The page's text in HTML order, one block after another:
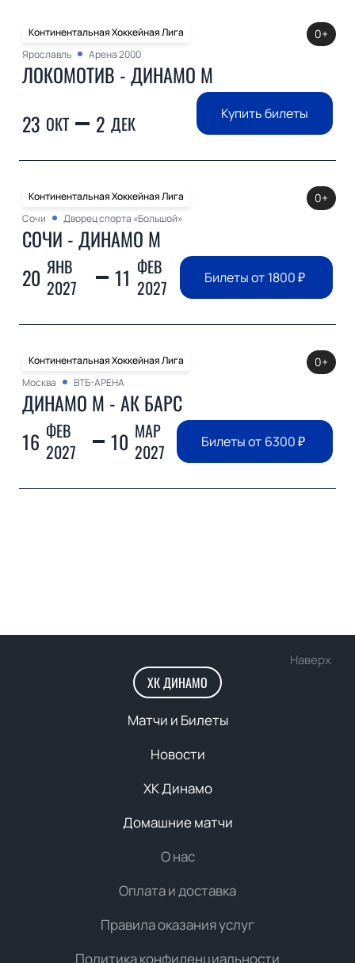
Континентальная Хоккейная Лига
Ярославль
Арена 2000
ЛОКОМОТИВ - ДИНАМО М
23 ОКТ 2 ДЕК
0+
Купить билеты
Континентальная Хоккейная Лига
Сочи
Дворец спорта «Большой»
СОЧИ - ДИНАМО М
20 ЯНВ
2027
11 ФЕВ
2027
0+
Билеты от 1800₽
Континентальная Хоккейная Лига
Москва
ВТБ-АРЕНА
ДИНАМО М - АК БАРС
16 ФЕВ
2027
10 МАР
2027
0+
Билеты от 6300₽
Наверх
ХК ДИНАМО
Матчи и Билеты
Новости
ХК Динамо
Домашние матчи
О нас
Оплата и доставка
Правила оказания услуг
Политика конфиденциальности